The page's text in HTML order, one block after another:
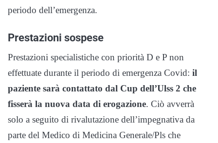
periodo dell’emergenza.
Prestazioni sospese
Prestazioni specialistiche con priorità D e P non
effettuate durante il periodo di emergenza Covid: il
paziente sarà contattato dal Cup dell’Ulss 2 che
fisserà la nuova data di erogazione. Ciò avverrà
solo a seguito di rivalutazione dell’impegnativa da
parte del Medico di Medicina Generale/Pls che